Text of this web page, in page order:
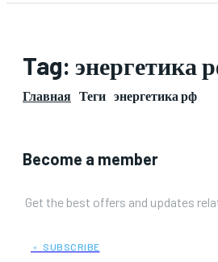
Tag: энергетика
Главная Теги энергетика рф
Become a member
Get the best offers and updates
﹢ SUBSCRIBE